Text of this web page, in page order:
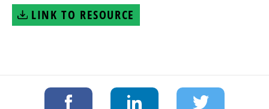
LINK TO RESOURCE